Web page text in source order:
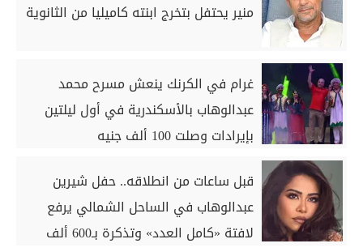
منير يحتفل بتخرج ابنته كاميليا من الثانوية
غرام في الكرنك ينعش مسرح محمد
عبدالوهاب بالأسكندرية في أول ليلتين
بإيرادات وصلت 100 ألف جنيه
قبل ساعات من انطلاقه.. حفل شيرين
عبدالوهاب في الساحل الشمالي يرفع
لافتة «كامل العدد» وتذكرة بـ600 ألف